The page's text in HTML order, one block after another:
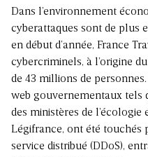
Dans l’environnement
cyberattaques sont de plus
en début d’année, France
cybercriminels, à l’origine
de 43 millions de
web gouvernementaux tels
des ministères de
Légifrance, ont été touchés
service distribué (DDoS),